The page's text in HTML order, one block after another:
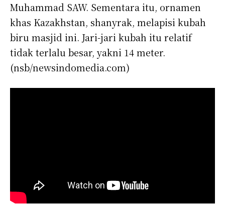
Muhammad SAW. Sementara itu, ornamen
khas Kazakhstan, shanyrak, melapisi kubah
biru masjid ini. Jari-jari kubah itu relatif
tidak terlalu besar, yakni 14 meter.
(nsb/newsindomedia.com)